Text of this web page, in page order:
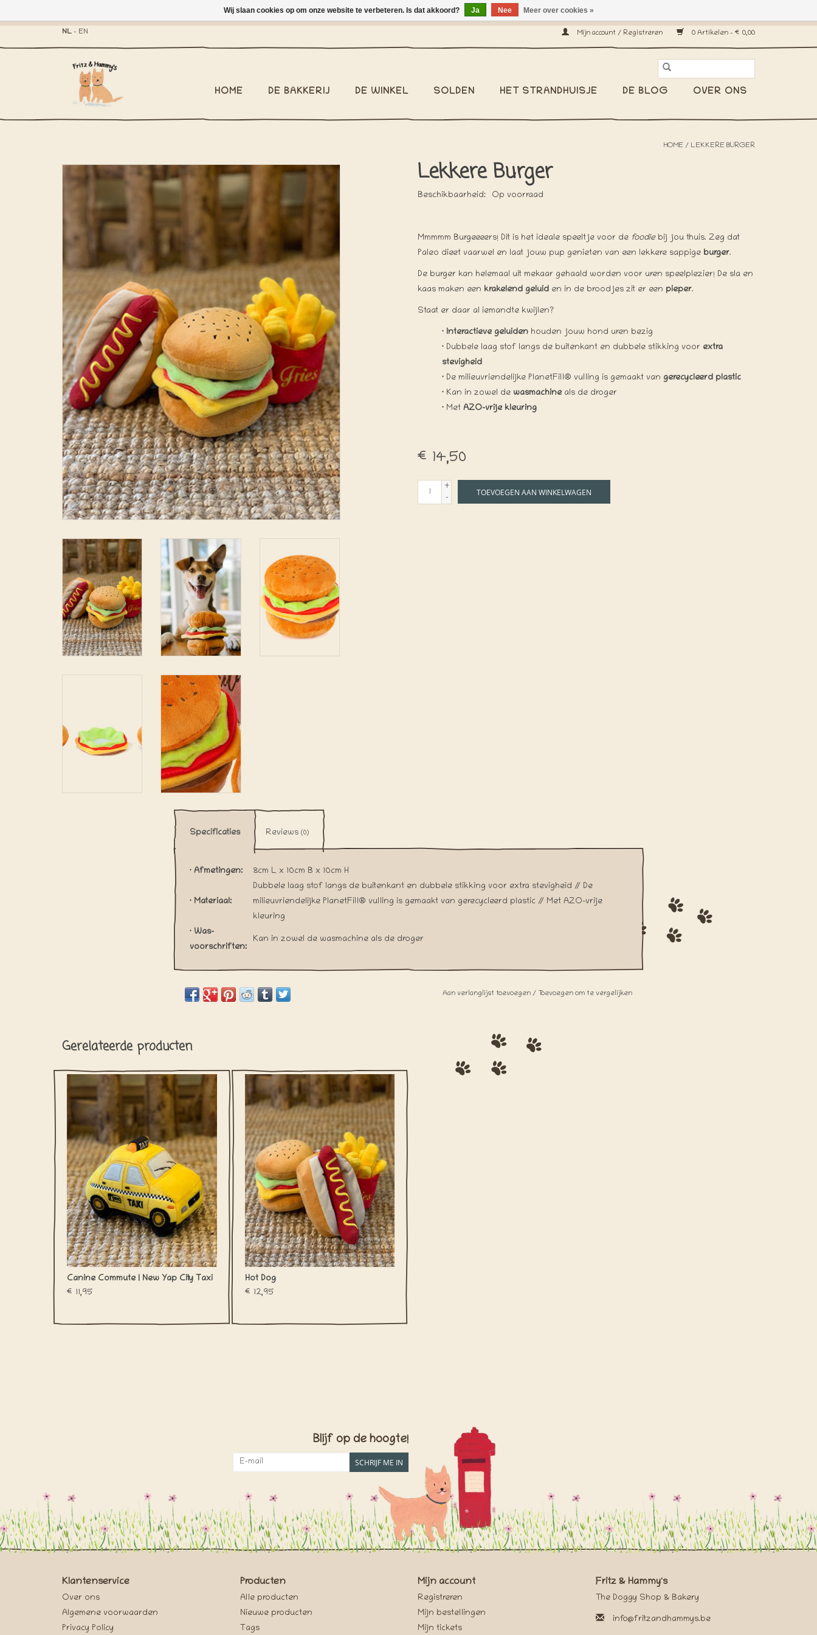
NL - EN Mijn account / Registreren 0 Artikelen - €0,00
HOME DE BAKKERIJ DE WINKEL SOLDEN HET STRANDHUISJE DE BLOG OVER ONS
HOME / LEKKERE BURGER
Lekkere Burger
Beschikbaarheid: Op voorraad
Mmmmm Burgeeeers! Dit is het ideale speeltje voor de foodiebij jou thuis. Zeg dat
Paleo dieet vaarwel en laat jouw pup genieten van een lekkere sappige burger.
De burger kan helemaal uit mekaar gehaald worden voor uren speelplezier! De sla en
kaas maken een krakelend geluid en in de broodjes zit er een pieper.
Staat er daar al iemandte kwijlen?
· Interactieve geluiden houden jouw hond uren bezig
· Dubbele laag stof langs de buitenkant en dubbele stikking voor extra
stevigheid
· De milieuvriendelijke PlanetFill® vulling is gemaakt van gerecycleerd plastic
· Kan in zowel de wasmachine als de droger
· Met AZO-vrije kleuring
€14,50
+
-
TOEVOEGEN AAN WINKELWAGEN
Specificaties Reviews (0)
· Afmetingen: 8cm L x 10cm B x 10cm H
· Materiaal:
Dubbele laag stof langs de buitenkant en dubbele stikking voor extra stevigheid // De
milieuvriendelijke PlanetFill® vulling is gemaakt van gerecycleerd plastic // Met AZO-vrije
kleuring
· Was-
voorschriften:
Kan in zowel de wasmachine als de droger
Aan verlanglijst toevoegen/ Toevoegen om te vergelijken
Gerelateerde producten
Cabs R Here! Met deze New Yap City Taxi
komt jouw viervoeter nooit meer te laat
voor z'n speelkwartiertje!
Canine Commute | New Yap City Taxi
€11,95
Wie heeft er zin in een Hot Dog? Zet de
ketchup en mosterd maar al klaar voor
een leuk speel kwartiertje met jouw
vriend(in)!
TOEVOEGEN AAN WINKELWAGEN
Hot Dog
€12,95
Blijf op de hoogte!
SCHRIJF ME IN
Klantenservice
Over ons
Algemene voorwaarden
Privacy Policy
Producten
Alle producten
Nieuwe producten
Tags
Mijn account
Registreren
Mijn bestellingen
Mijn tickets
Fritz & Hammy's
The Doggy Shop & Bakery
info@fritzandhammys.be
Wij slaan cookies op om onze website te verbeteren. Is dat akkoord? Ja Nee Meer over cookies »
- Brievenbus-zending binnen België €2,95 - Pakketzending binnen België €6,95 - We verzenden wereldwijd! -